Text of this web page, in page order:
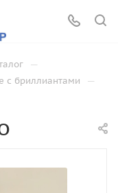
—
с бриллиантами —